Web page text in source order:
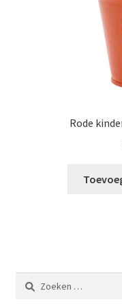
Rode
Zoeken
naar: